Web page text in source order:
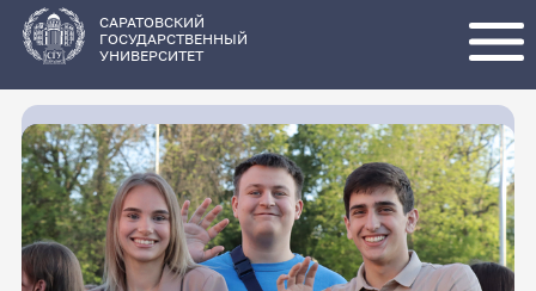
основному
содержанию
САРАТОВСКИЙ
ГОСУДАРСТВЕННЫЙ
УНИВЕРСИТЕТ